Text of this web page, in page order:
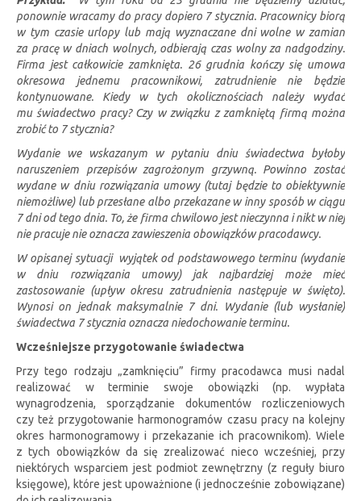
ponownie wracamy do pracy dopiero 7 stycznia. Pracownicy biorą
w tym czasie urlopy lub mają wyznaczane dni wolne w zamian
za pracę w dniach wolnych, odbierają czas wolny za nadgodziny.
Firma jest całkowicie zamknięta. 26 grudnia kończy się umowa
okresowa jednemu pracownikowi, zatrudnienie nie będzie
kontynuowane. Kiedy w tych okolicznościach należy wydać
mu świadectwo pracy? Czy w związku z zamkniętą firmą można
zrobić to 7 stycznia?
Wydanie we wskazanym w pytaniu dniu świadectwa byłoby
naruszeniem przepisów zagrożonym grzywną. Powinno zostać
wydane w dniu rozwiązania umowy (tutaj będzie to obiektywnie
niemożliwe) lub przesłane albo przekazane w inny sposób w ciągu
7 dni od tego dnia. To, że firma chwilowo jest nieczynna i nikt w niej
nie pracuje nie oznacza zawieszenia obowiązków pracodawcy.
W opisanej sytuacji wyjątek od podstawowego terminu (wydanie
w dniu rozwiązania umowy) jak najbardziej może mieć
zastosowanie (upływ okresu zatrudnienia następuje w święto).
Wynosi on jednak maksymalnie 7 dni. Wydanie (lub wysłanie)
świadectwa 7 stycznia oznacza niedochowanie terminu.
Wcześniejsze przygotowanie świadectwa
Przy tego rodzaju „zamknięciu” firmy pracodawca musi nadal
realizować w terminie swoje obowiązki (np. wypłata
wynagrodzenia, sporządzanie dokumentów rozliczeniowych
czy też przygotowanie harmonogramów czasu pracy na kolejny
okres harmonogramowy i przekazanie ich pracownikom). Wiele
z tych obowiązków da się zrealizować nieco wcześniej, przy
niektórych wsparciem jest podmiot zewnętrzny (z reguły biuro
księgowe), które jest upoważnione (i jednocześnie zobowiązane)